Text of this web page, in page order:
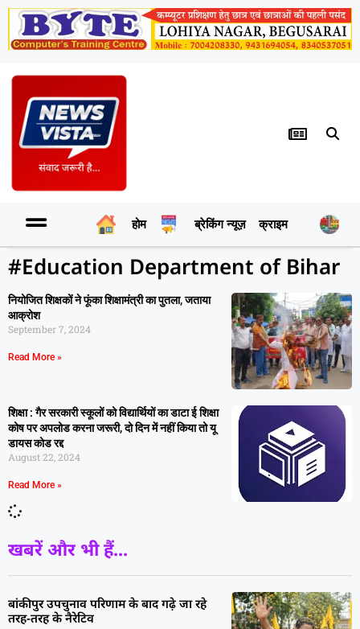
होम ब्रेकिंग न्यूज़ क्राइम
#Education Department of Bihar
नियोजित शिक्षकों ने फूंका शिक्षामंत्री का पुतला, जताया
आक्रोश
September 7, 2024
Read More »
शिक्षा : गैर सरकारी स्कूलों को विद्यार्थियों का डाटा ई शिक्षा
कोष पर अपलोड करना जरूरी, दो दिन में नहीं किया तो यू
डायस कोड रद्द
August 22, 2024
Read More »
खबरें और भी हैं...
बांकीपुर उपचुनाव परिणाम के बाद गढ़े जा रहे
तरह-तरह के नैरेटिव